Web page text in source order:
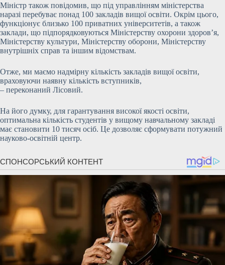
Міністр також повідомив, що під управлінням міністерства
наразі перебуває понад 100 закладів вищої освіти. Окрім цього,
функціонує близько 100 приватних університетів, а також
заклади, що підпорядковуються Міністерству охорони здоров’я,
Міністерству культури, Міністерству оборони, Міністерству
внутрішніх справ та іншим відомствам.
Отже, ми маємо надмірну кількість закладів вищої освіти,
враховуючи наявну кількість вступників,
– переконаний Лісовий.
На його думку, для гарантування високої якості освіти,
оптимальна кількість студентів у вищому навчальному закладі
має становити 10 тисяч осіб. Це дозволяє сформувати потужний
науково-освітній центр.